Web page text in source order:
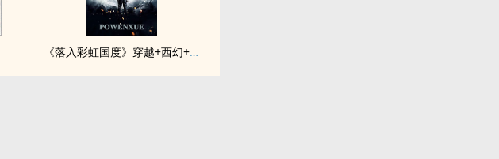
《落入彩虹国度》穿越+西幻+言情